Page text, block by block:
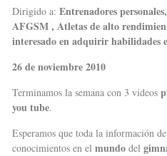
Dirigido a: Entrenadores
AFGSM , Atletas de alto
interesado en adquirir habilidades
26 de noviembre 2010
Terminamos la semana con 3 videos
you tube.
Esperamos que toda la información
conocimientos en el mundo del